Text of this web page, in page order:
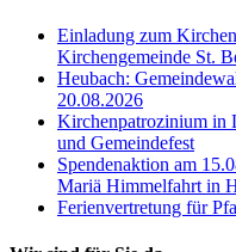
Einladung zum
Kirchengemeinde St.
Heubach:
20.08.2026
Kirchenpatrozinium in
und Gemeindefest
Spendenaktion am
Mariä Himmelfahrt in
Ferienvertretung für